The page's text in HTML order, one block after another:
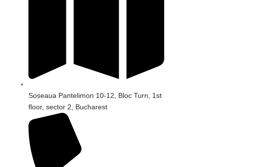
Soseaua Pantelimon 10-12, Bloc Turn, 1st
floor, sector 2, Bucharest